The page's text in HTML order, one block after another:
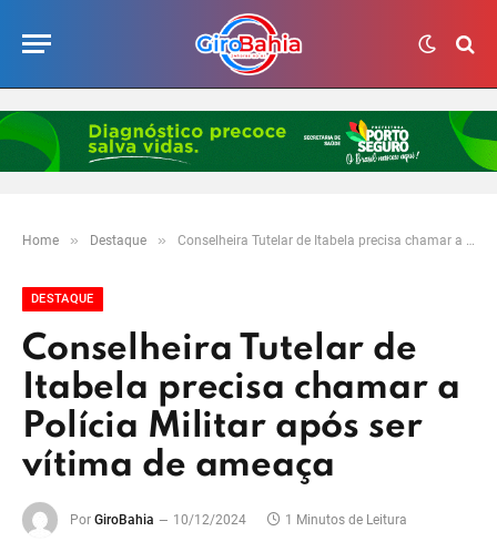
Home » Destaque » Conselheira Tutelar de Itabela precisa chamar a Polícia Militar após ser vítima de ameaça
DESTAQUE
Conselheira Tutelar de
Itabela precisa chamar a
Polícia Militar após ser
vítima de ameaça
Por GiroBahia 10/12/2024 1 Minutos de Leitura